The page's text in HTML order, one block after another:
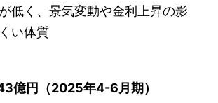
低く、景気変動や金利上昇の影
い体質
億円（2025年4-6月期）